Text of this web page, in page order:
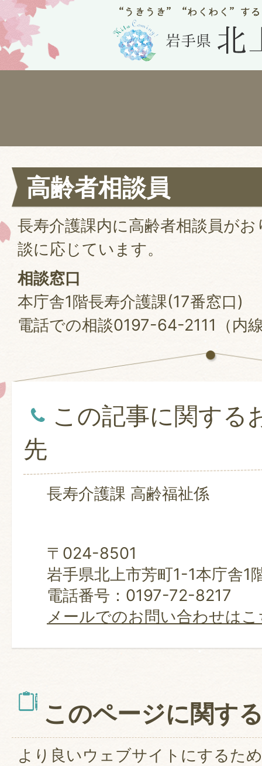
高齢者相談員
長寿介護課内に高齢者相談員が
談に応じています。
相談窓口
本庁舎1階長寿介護課(17番窓口)
電話での相談0197-64-2111（内
この記事に関する
先
長寿介護課 高齢福祉係
〒024-8501
岩手県北上市芳町1-1本庁舎1
電話番号：0197-72-8217
メールでのお問い合わせは
このページに関す
より良いウェブサイトにするた